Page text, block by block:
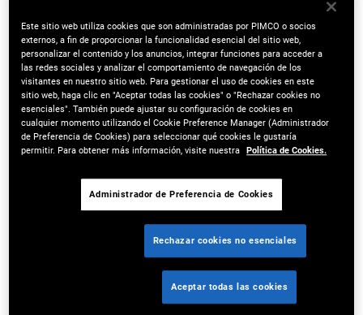
mejorar la funcionalidad del sitio web.
¿Qué tecnologías similares utilizamos?
Cuando uno visita el sitio web, utilizamos cookies para recopilar
cierta información automáticamente. También podemos utilizar
otras tecnologías como etiquetas de píxel, herramientas de
análisis del navegador, registros del servidor, balizas web y otras
tecnologías de seguimiento para fines similares a los descritos
en esta Política de Cookies y podemos incluirlos en nuestros
sitios, en mensajes de correo electrónico de marketing o en
nuestro boletín y sitios web afiliados para determinar si se han
abierto los mensajes y si se ha hecho clic en los enlaces. La
Este sitio web utiliza cookies que son administradas por PIMCO o socios
externos, a fin de proporcionar la funcionalidad esencial del sitio web,
personalizar el contenido y los anuncios, integrar funciones para acceder a
las redes sociales y analizar el comportamiento de navegación de los
visitantes en nuestro sitio web. Para gestionar el uso de cookies en este
sitio web, haga clic en "Aceptar todas las cookies" o "Rechazar cookies no
esenciales". También puede ajustar su configuración de cookies en
cualquier momento utilizando el Cookie Preference Manager (Administrador
de Preferencia de Cookies) para seleccionar qué cookies le gustaría
permitir. Para obtener más información, visite nuestra Política de Cookies.
Administrador de Preferencia de Cookies
Rechazar cookies no esenciales
Aceptar todas las cookies